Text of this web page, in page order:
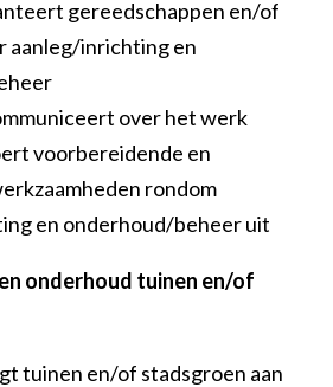
gereedschappen en/of
aanleg/inrichting en
over het werk
voorbereidende en
rondom
en onderhoud/beheer uit
onderhoud tuinen en/of
tuinen en/of stadsgroen aan